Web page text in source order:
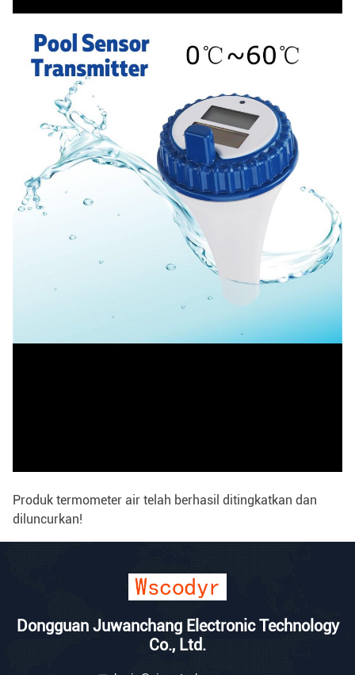
Produk termometer air telah berhasil ditingkatkan dan
diluncurkan!
Dongguan Juwanchang Electronic Technology
Co., Ltd.